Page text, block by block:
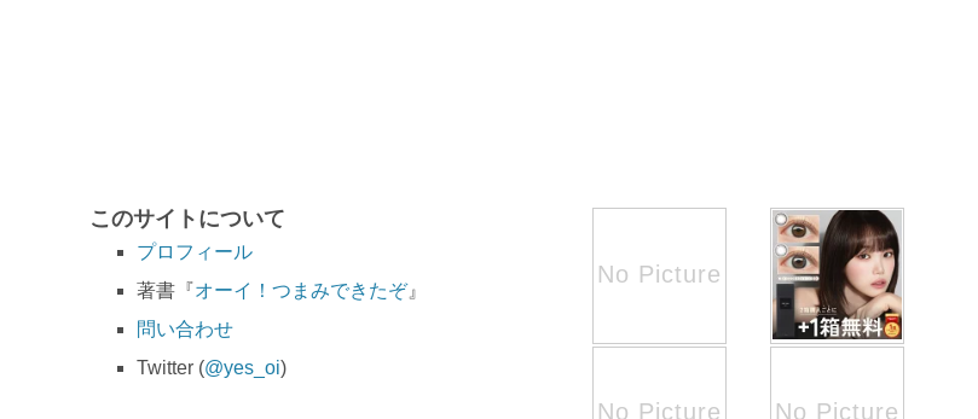
このサイトについて
プロフィール
著書『オーイ！つまみできたぞ』
問い合わせ
Twitter (@yes_oi)